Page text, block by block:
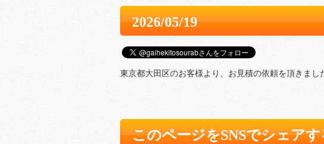
2026/05/19
東京都大田区のお客様より、お見積の依頼を頂きまし
このページをSNSでシェアす